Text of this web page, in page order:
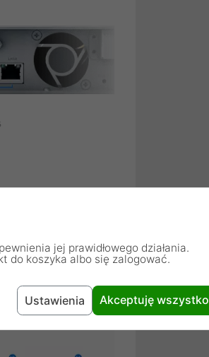
do typowych
nadzór.
jej prawidłowego działania.
do koszyka albo się zalogować.
Ustawienia Akceptuję wszystko